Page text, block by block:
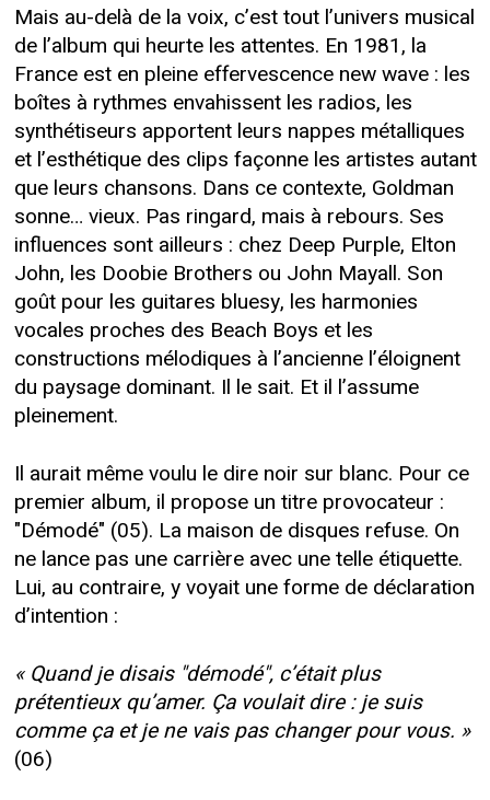
Mais au-delà de la voix, c’est tout l’univers musical
de l’album qui heurte les attentes. En 1981, la
France est en pleine effervescence new wave : les
boîtes à rythmes envahissent les radios, les
synthétiseurs apportent leurs nappes métalliques
et l’esthétique des clips façonne les artistes autant
que leurs chansons. Dans ce contexte, Goldman
sonne… vieux. Pas ringard, mais à rebours. Ses
influences sont ailleurs : chez Deep Purple, Elton
John, les Doobie Brothers ou John Mayall. Son
goût pour les guitares bluesy, les harmonies
vocales proches des Beach Boys et les
constructions mélodiques à l’ancienne l’éloignent
du paysage dominant. Il le sait. Et il l’assume
pleinement.
Il aurait même voulu le dire noir sur blanc. Pour ce
premier album, il propose un titre provocateur :
"Démodé" (05). La maison de disques refuse. On
ne lance pas une carrière avec une telle étiquette.
Lui, au contraire, y voyait une forme de déclaration
d’intention :
« Quand je disais "démodé", c’était plus
prétentieux qu’amer. Ça voulait dire : je suis
comme ça et je ne vais pas changer pour vous. »
(06)